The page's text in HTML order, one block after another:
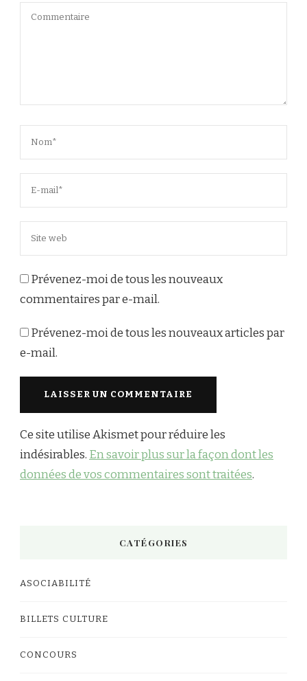
Prévenez-moi de tous les nouveaux
commentaires par e-mail.
Prévenez-moi de tous les nouveaux articles par
e-mail.
Ce site utilise Akismet pour réduire les
indésirables. En savoir plus sur la façon dont les
données de vos commentaires sont traitées.
CATÉGORIES
ASOCIABILITÉ
BILLETS CULTURE
CONCOURS